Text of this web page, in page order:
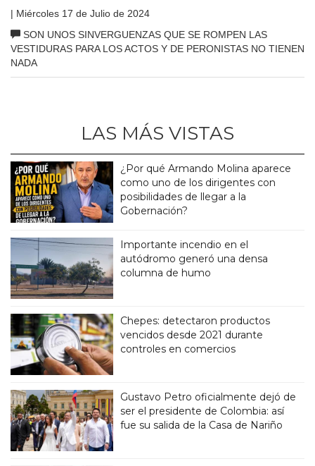
| Miércoles 17 de Julio de 2024
SON UNOS SINVERGUENZAS QUE SE ROMPEN LAS
VESTIDURAS PARA LOS ACTOS Y DE PERONISTAS NO TIENEN
NADA
LAS MÁS VISTAS
¿Por qué Armando Molina aparece
como uno de los dirigentes con
posibilidades de llegar a la
Gobernación?
Importante incendio en el
autódromo generó una densa
columna de humo
Chepes: detectaron productos
vencidos desde 2021 durante
controles en comercios
Gustavo Petro oficialmente dejó de
ser el presidente de Colombia: así
fue su salida de la Casa de Nariño